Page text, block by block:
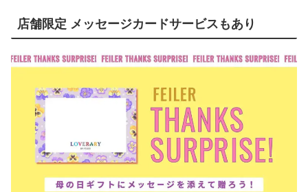
店舗限定 メッセージカードサービスもあり